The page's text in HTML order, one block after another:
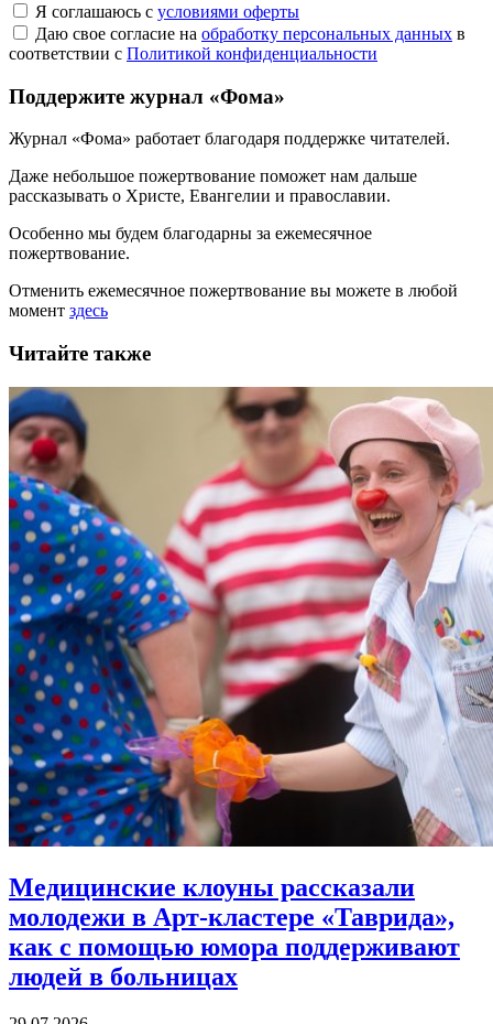
Я соглашаюсь с условиями оферты
Даю свое согласие на обработку персональных данных в
соответствии с Политикой конфиденциальности
Поддержите журнал «Фома»
Журнал «Фома» работает благодаря поддержке читателей.
Даже небольшое пожертвование поможет нам дальше
рассказывать о Христе, Евангелии и православии.
Особенно мы будем благодарны за ежемесячное
пожертвование.
Отменить ежемесячное пожертвование вы можете в любой
момент здесь
Читайте также
Медицинские клоуны рассказали
молодежи в Арт-кластере «Таврида»,
как с помощью юмора поддерживают
людей в больницах